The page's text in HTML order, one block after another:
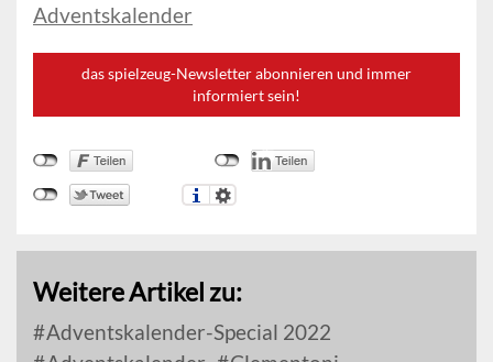
Adventskalender
das spielzeug-Newsletter abonnieren und immer
informiert sein!
Weitere Artikel zu:
Adventskalender-Special 2022